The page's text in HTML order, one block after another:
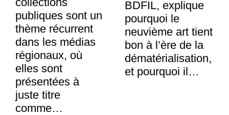
publiques sont un
thème récurrent
dans les médias
régionaux, où
elles sont
présentées à
juste titre
comme…
BDFIL, explique
pourquoi le
neuvième art tient
bon à l’ère de la
dématérialisation,
et pourquoi il…